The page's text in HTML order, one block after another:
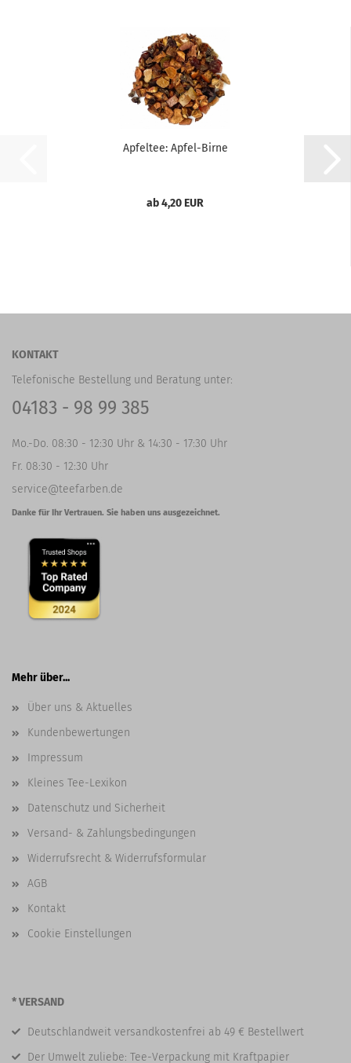
Apfeltee: Apfel-Birne
ab 4,20 EUR
KONTAKT
Telefonische Bestellung und Beratung unter:
04183 - 98 99 385
Mo.-Do. 08:30 - 12:30 Uhr & 14:30 - 17:30 Uhr
Fr. 08:30 - 12:30 Uhr
service@teefarben.de
Danke für Ihr Vertrauen. Sie haben uns ausgezeichnet.
Mehr über...
Über uns & Aktuelles
Kundenbewertungen
Impressum
Kleines Tee-Lexikon
Datenschutz und Sicherheit
Versand- & Zahlungsbedingungen
Widerrufsrecht & Widerrufsformular
AGB
Kontakt
Cookie Einstellungen
* VERSAND
Deutschlandweit versandkostenfrei ab 49 € Bestellwert
Der Umwelt zuliebe: Tee-Verpackung mit Kraftpapier